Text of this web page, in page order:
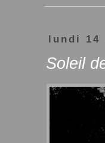
lundi
Soleil